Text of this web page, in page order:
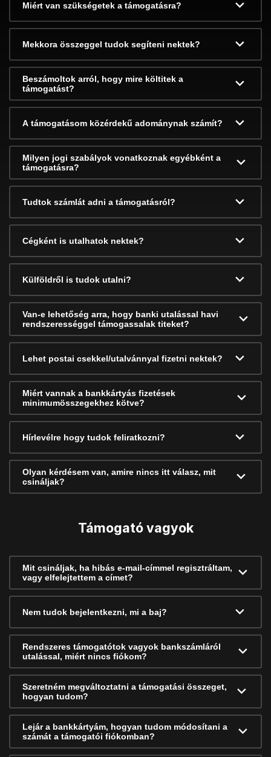
Miért van szükségetek a támogatásra?
Mekkora összeggel tudok segíteni nektek?
Beszámoltok arról, hogy mire költitek a
támogatást?
A támogatásom közérdekű adománynak számít?
Milyen jogi szabályok vonatkoznak egyébként a
támogatásra?
Tudtok számlát adni a támogatásról?
Cégként is utalhatok nektek?
Külföldről is tudok utalni?
Van-e lehetőség arra, hogy banki utalással havi
rendszerességgel támogassalak titeket?
Lehet postai csekkel/utalvánnyal fizetni nektek?
Miért vannak a bankkártyás fizetések
minimumösszegekhez kötve?
Hírlevélre hogy tudok feliratkozni?
Olyan kérdésem van, amire nincs itt válasz, mit
csináljak?
Támogató vagyok
Mit csináljak, ha hibás e-mail-címmel regisztráltam,
vagy elfelejtettem a címet?
Nem tudok bejelentkezni, mi a baj?
Rendszeres támogatótok vagyok bankszámláról
utalással, miért nincs fiókom?
Szeretném megváltoztatni a támogatási összeget,
hogyan tudom?
Lejár a bankkártyám, hogyan tudom módosítani a
számát a támogatói fiókomban?